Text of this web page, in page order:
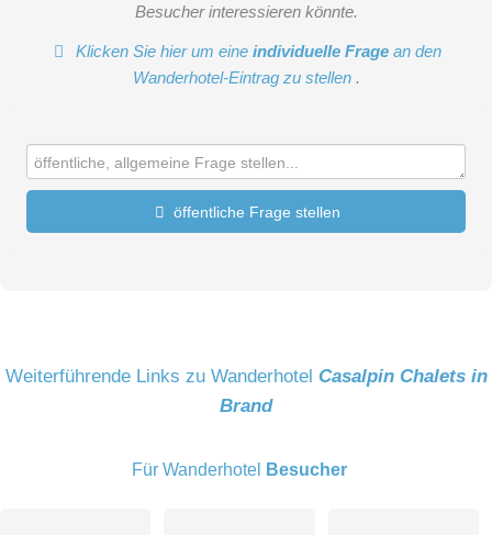
Besucher interessieren könnte.
Klicken Sie hier um eineindividuelle Frage an den
Wanderhotel-Eintrag zu stellen .
öffentliche Frage stellen
Weiterführende Links zu Wanderhotel Casalpin Chalets in
Brand
Für Wanderhotel Besucher